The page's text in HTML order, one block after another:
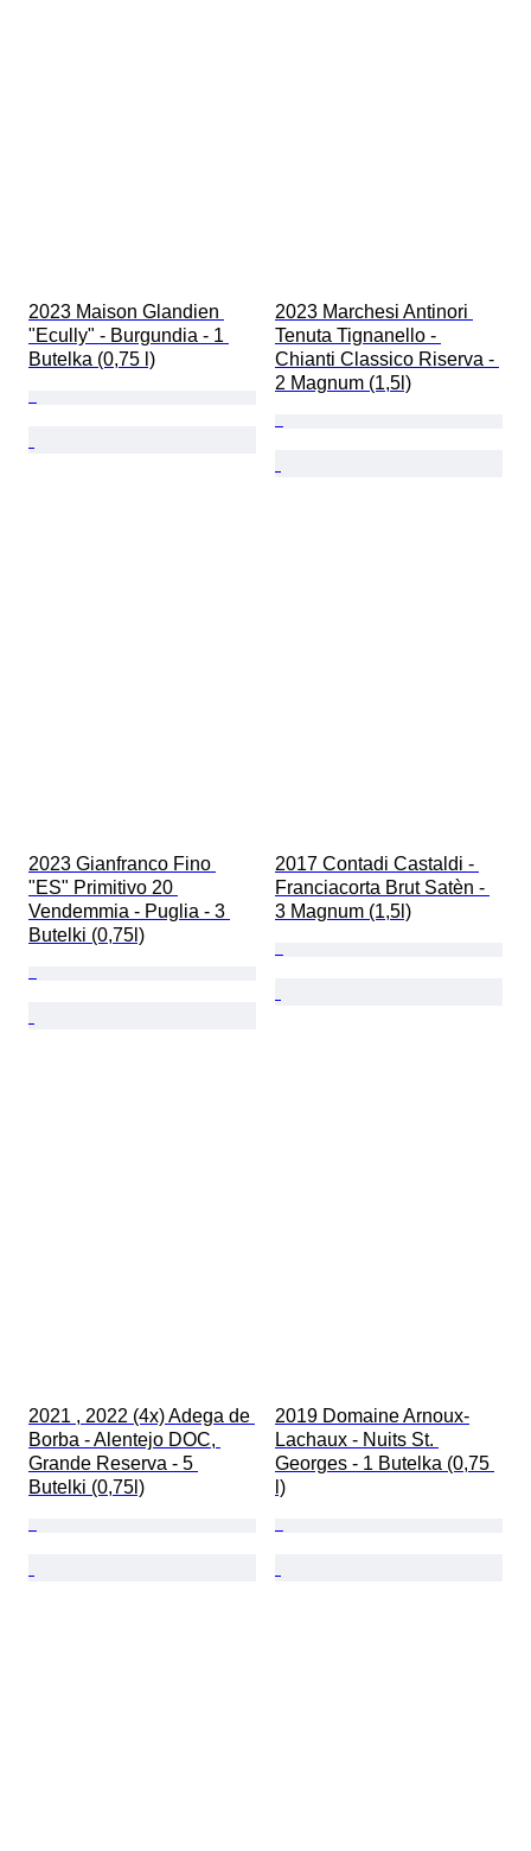
2023 Maison Glandien
"Ecully" - Burgundia - 1
Butelka (0,75 l)
2023 Marchesi Antinori
Tenuta Tignanello -
Chianti Classico Riserva -
2 Magnum (1,5l)
2023 Gianfranco Fino
"ES" Primitivo 20
Vendemmia - Puglia - 3
Butelki (0,75l)
2017 Contadi Castaldi -
Franciacorta Brut Satèn -
3 Magnum (1,5l)
2021 , 2022 (4x) Adega de
Borba - Alentejo DOC,
Grande Reserva - 5
Butelki (0,75l)
2019 Domaine Arnoux-
Lachaux - Nuits St.
Georges - 1 Butelka (0,75
l)